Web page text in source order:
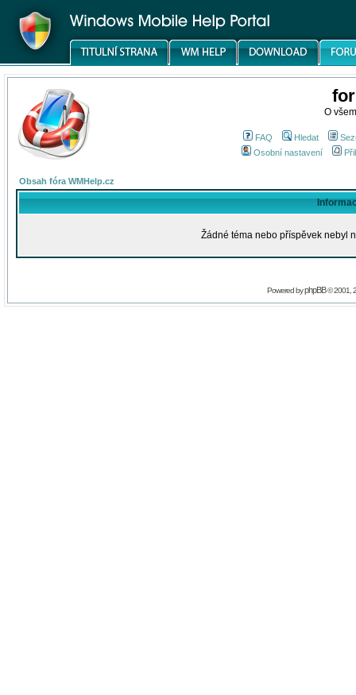
O
FAQ Hledat
Osobní nastavení
Obsah fóra WMHelp.cz
Žádné téma nebo příspěvek nebyl
Powered byphpBB© 2001,